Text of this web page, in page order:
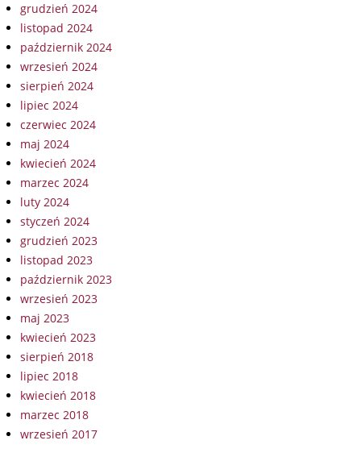
grudzień 2024
listopad 2024
październik 2024
wrzesień 2024
sierpień 2024
lipiec 2024
czerwiec 2024
maj 2024
kwiecień 2024
marzec 2024
luty 2024
styczeń 2024
grudzień 2023
listopad 2023
październik 2023
wrzesień 2023
maj 2023
kwiecień 2023
sierpień 2018
lipiec 2018
kwiecień 2018
marzec 2018
wrzesień 2017